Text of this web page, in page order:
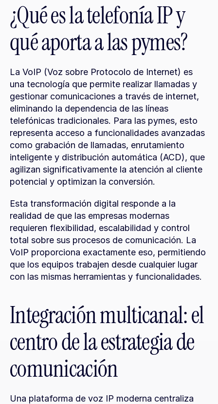
¿Qué es la telefonía IP y
qué aporta a las pymes?
La VoIP (Voz sobre Protocolo de Internet) es
una tecnología que permite realizar llamadas y
gestionar comunicaciones a través de internet,
eliminando la dependencia de las líneas
telefónicas tradicionales. Para las pymes, esto
representa acceso a funcionalidades avanzadas
como grabación de llamadas, enrutamiento
inteligente y distribución automática (ACD), que
agilizan significativamente la atención al cliente
potencial y optimizan la conversión.
Esta transformación digital responde a la
realidad de que las empresas modernas
requieren flexibilidad, escalabilidad y control
total sobre sus procesos de comunicación. La
VoIP proporciona exactamente eso, permitiendo
que los equipos trabajen desde cualquier lugar
con las mismas herramientas y funcionalidades.
Integración multicanal: el
centro de la estrategia de
comunicación
Una plataforma de voz IP moderna centraliza